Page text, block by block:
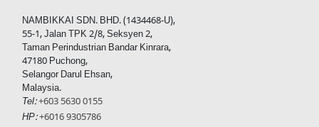
NAMBIKKAI SDN. BHD. (1434468-U),
55-1, Jalan TPK 2/8, Seksyen 2,
Taman Perindustrian Bandar Kinrara,
47180 Puchong,
Selangor Darul Ehsan,
Malaysia.
Tel:+603 5630 0155
HP:+6016 9305786